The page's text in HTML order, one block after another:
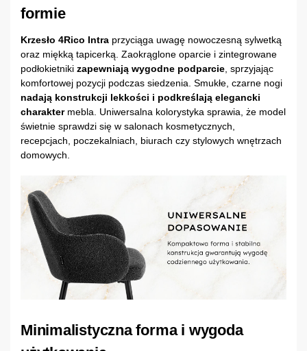
formie
Krzesło 4Rico Intra przyciąga uwagę nowoczesną sylwetką
oraz miękką tapicerką. Zaokrąglone oparcie i zintegrowane
podłokietniki zapewniają wygodne podparcie , sprzyjając
komfortowej pozycji podczas siedzenia. Smukłe, czarne nogi
nadają konstrukcji lekkości i podkreślają elegancki
charaktermebla. Uniwersalna kolorystyka sprawia, że model
świetnie sprawdzi się w salonach kosmetycznych,
recepcjach, poczekalniach, biurach czy stylowych wnętrzach
domowych.
Minimalistyczna forma i wygoda